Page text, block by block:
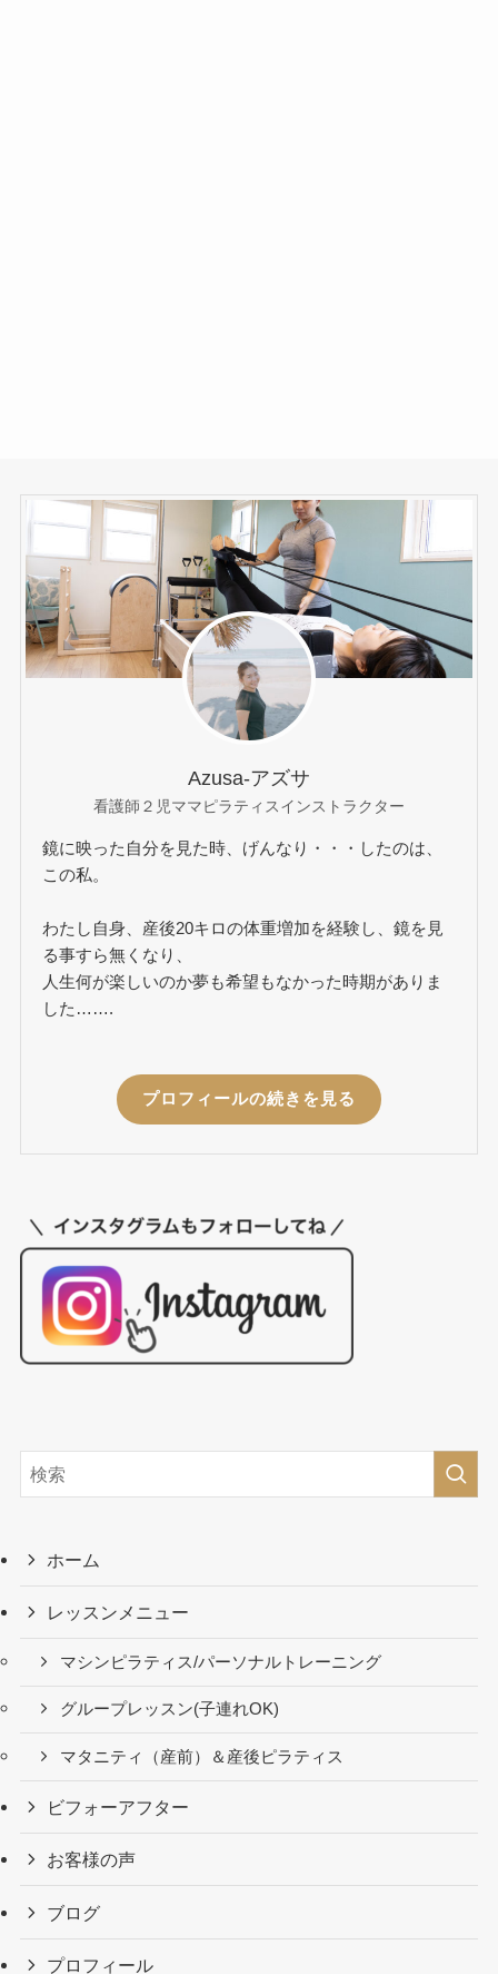
Azusa-アズサ
看護師２児ママピラティスインストラクター
鏡に映った自分を見た時、げんなり・・・したのは、
この私。
わたし自身、産後20キロの体重増加を経験し、鏡を見
る事すら無くなり、
人生何が楽しいのか夢も希望もなかった時期がありま
した…….
プロフィールの続きを見る
ホーム
レッスンメニュー
マシンピラティス/パーソナルトレーニング
グループレッスン(子連れOK)
マタニティ（産前）＆産後ピラティス
ビフォーアフター
お客様の声
ブログ
プロフィール